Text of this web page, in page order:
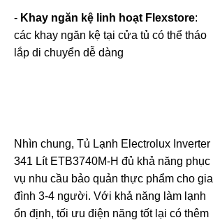
- Khay ngăn kệ linh hoạt Flexstore:
các khay ngăn kệ tại cửa tủ có thể tháo
lắp di chuyển dễ dàng
Nhìn chung, Tủ Lạnh Electrolux Inverter
341 Lít ETB3740M-H đủ khả năng phục
vụ nhu cầu bảo quản thực phẩm cho gia
đình 3-4 người. Với khả năng làm lạnh
ổn định, tối ưu điện năng tốt lại có thêm